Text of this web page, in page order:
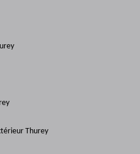
Thurey